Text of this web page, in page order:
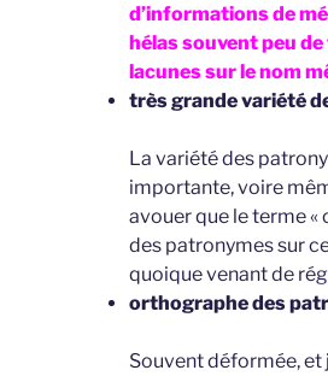
d’informations de
hélas souvent peu
lacunes sur le nom
très grande variété
La variété des
importante, voire
avouer que le terme «
des patronymes sur
quoique venant de
orthographe des
Souvent déformée, et